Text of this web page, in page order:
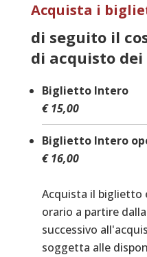
Acquista i
di seguito il
di acquisto
Biglietto Intero
€ 15,00
Biglietto Intero
€ 16,00
Acquista il biglietto
orario a partire
successivo
soggetta alle